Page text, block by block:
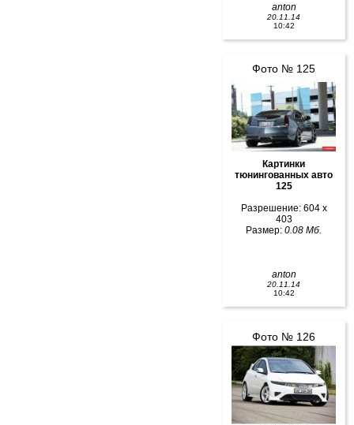
anton
20.11.14
10:42
Фото № 125
Картинки
тюнингованных авто
125
Разрешение: 604 x
403
Размер: 0.08 Мб.
anton
20.11.14
10:42
Фото № 126